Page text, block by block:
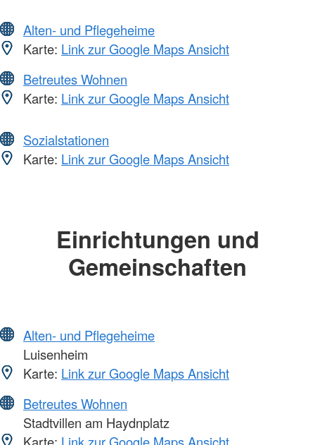
Alten- und Pflegeheime
Karte: Link zur Google Maps Ansicht
Betreutes Wohnen
Karte: Link zur Google Maps Ansicht
Sozialstationen
Karte: Link zur Google Maps Ansicht
Einrichtungen und
Gemeinschaften
Alten- und Pflegeheime
Luisenheim
Karte: Link zur Google Maps Ansicht
Betreutes Wohnen
Stadtvillen am Haydnplatz
Karte: Link zur Google Maps Ansicht